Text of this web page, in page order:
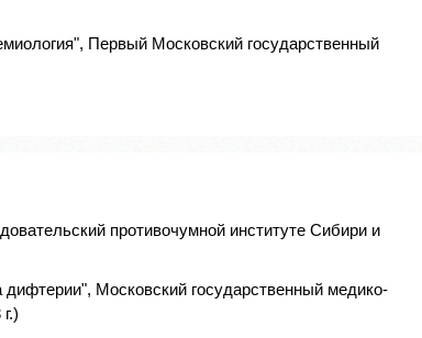
Первый Московский государственный
противочумной институте Сибири и
Московский государственный медико-